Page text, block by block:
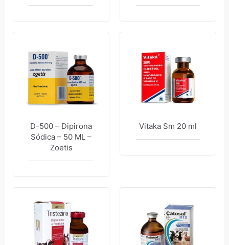
D-500 – Dipirona
Sódica – 50 ML –
Zoetis
Vitaka Sm 20 ml